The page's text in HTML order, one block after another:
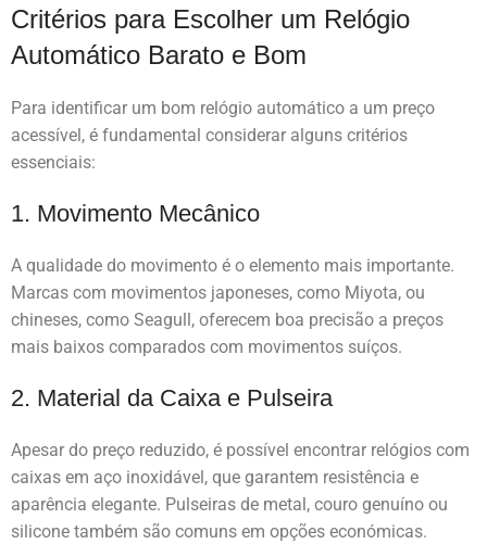
Critérios para Escolher um Relógio
Automático Barato e Bom
Para identificar um bom relógio automático a um preço
acessível, é fundamental considerar alguns critérios
essenciais:
1. Movimento Mecânico
A qualidade do movimento é o elemento mais importante.
Marcas com movimentos japoneses, como Miyota, ou
chineses, como Seagull, oferecem boa precisão a preços
mais baixos comparados com movimentos suíços.
2. Material da Caixa e Pulseira
Apesar do preço reduzido, é possível encontrar relógios com
caixas em aço inoxidável, que garantem resistência e
aparência elegante. Pulseiras de metal, couro genuíno ou
silicone também são comuns em opções económicas.